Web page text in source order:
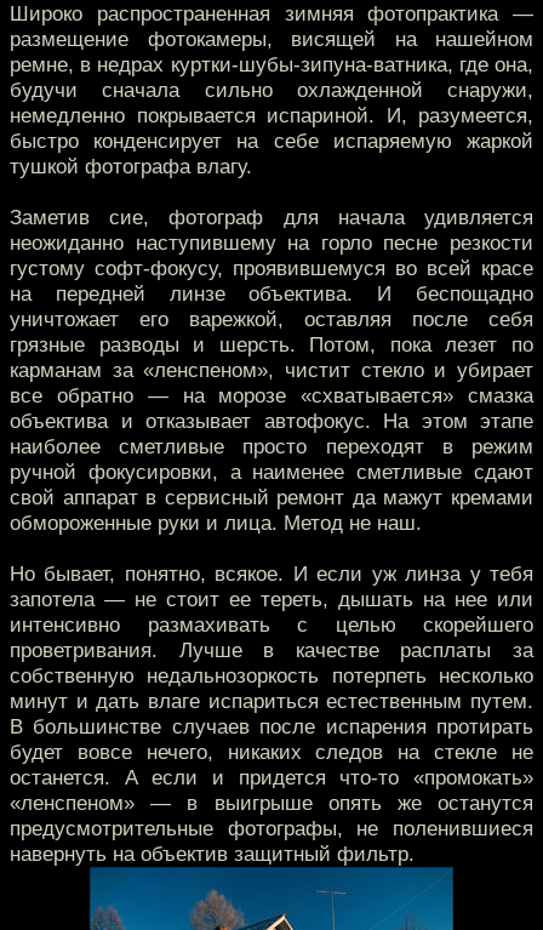
Широко распространенная зимняя фотопрактика —
размещение фотокамеры, висящей на нашейном
ремне, в недрах куртки-шубы-зипуна-ватника, где она,
будучи сначала сильно охлажденной снаружи,
немедленно покрывается испариной. И, разумеется,
быстро конденсирует на себе испаряемую жаркой
тушкой фотографа влагу.
Заметив сие, фотограф для начала удивляется
неожиданно наступившему на горло песне резкости
густому софт-фокусу, проявившемуся во всей красе
на передней линзе объектива. И беспощадно
уничтожает его варежкой, оставляя после себя
грязные разводы и шерсть. Потом, пока лезет по
карманам за «ленспеном», чистит стекло и убирает
все обратно — на морозе «схватывается» смазка
объектива и отказывает автофокус. На этом этапе
наиболее сметливые просто переходят в режим
ручной фокусировки, а наименее сметливые сдают
свой аппарат в сервисный ремонт да мажут кремами
обмороженные руки и лица. Метод не наш.
Но бывает, понятно, всякое. И если уж линза у тебя
запотела — не стоит ее тереть, дышать на нее или
интенсивно размахивать с целью скорейшего
проветривания. Лучше в качестве расплаты за
собственную недальнозоркость потерпеть несколько
минут и дать влаге испариться естественным путем.
В большинстве случаев после испарения протирать
будет вовсе нечего, никаких следов на стекле не
останется. А если и придется что-то «промокать»
«ленспеном» — в выигрыше опять же останутся
предусмотрительные фотографы, не поленившиеся
навернуть на объектив защитный фильтр.